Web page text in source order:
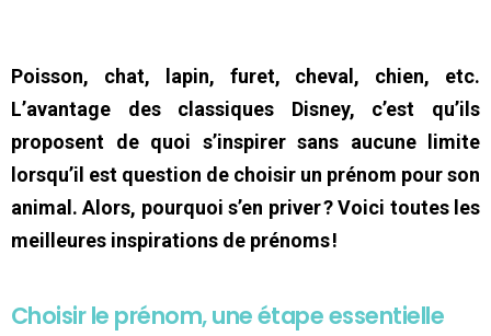
Poisson, chat, lapin, furet, cheval, chien, etc.
L’avantage des classiques Disney, c’est qu’ils
proposent de quoi s’inspirer sans aucune limite
lorsqu’il est question de choisir un prénom pour son
animal. Alors, pourquoi s’en priver ? Voici toutes les
meilleures inspirations de prénoms !
Choisir le prénom, une étape essentielle